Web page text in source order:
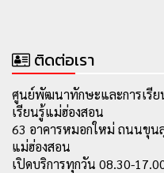
ติดต่อเรา
ศูนย์พัฒนาทักษะและการเรีย
เรียนรู้แม่ฮ่องสอน
63 อาคารหมอกใหม่ ถนนขุน
แม่ฮ่องสอน
เปิดบริการทุกวัน 08.30-